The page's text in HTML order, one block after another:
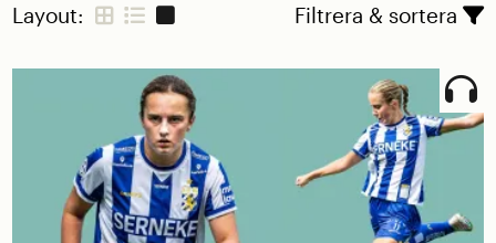
Layout: Filtrera & sortera